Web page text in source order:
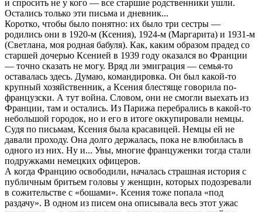
и спросить не у кого — все старшие родственники ушли.
Остались только эти письма и дневник...
Коротко, чтобы было понятно: их было три сестры —
родились они в 1920-м (Ксения), 1924-м (Маргарита) и 1931-м
(Светлана, моя родная бабуля). Как, каким образом прадед со
старшей дочерью Ксенией в 1939 году оказался во Франции
— точно сказать не могу. Вряд ли эмиграция — семья-то
оставалась здесь. Думаю, командировка. Он был какой-то
крупный хозяйственник, а Ксения блестяще говорила по-
французски. А тут война. Словом, они не смогли выехать из
Франции, там и остались. Из Парижа перебрались в какой-то
небольшой городок, но и его в итоге оккупировали немцы.
Судя по письмам, Ксения была красавицей. Немцы ей не
давали проходу. Она долго держалась, пока не влюбилась в
одного из них. Ну и... Увы, многие француженки тогда стали
подружками немецких офицеров.
А когда Францию освободили, началась страшная история с
публичным бритьем головы у женщин, которых подозревали
в сожительстве с «бошами». Ксения тоже попала «под
раздачу». В одном из писем она описывала весь этот ужас